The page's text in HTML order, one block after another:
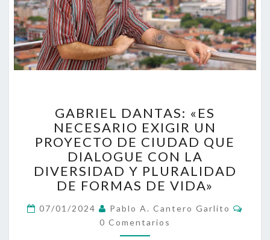
DANTAS:
«ES
NECESARIO
EXIGIR
UN
PROYECTO
DE
CIUDAD
QUE
DIALOGUE
GABRIEL DANTAS: «ES
NECESARIO EXIGIR UN
PROYECTO DE CIUDAD QUE
DIALOGUE CON LA
DIVERSIDAD Y PLURALIDAD
DE FORMAS DE VIDA»
07/01/2024 Pablo A. Cantero Garlito
0 Comentarios